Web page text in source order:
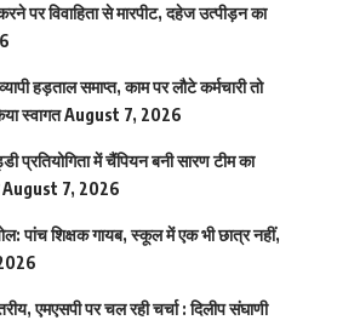
पर विवाहिता से मारपीट, दहेज उत्पीड़न का
हड़ताल समाप्त, काम पर लौटे कर्मचारी तो
स्वागतAugust 7, 2026
प्रतियोगिता में चैंपियन बनी सारण टीम का
August 7, 2026
पांच शिक्षक गायब, स्कूल में एक भी छात्र नहीं,
एमएसपी पर चल रही चर्चा : दिलीप संघाणी